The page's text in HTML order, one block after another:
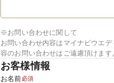
※お問い合わせに関して
お問い合わせ内容はマイナビウエ
容のお問い合わせはご遠慮頂けます
お客様情報
お名前必須